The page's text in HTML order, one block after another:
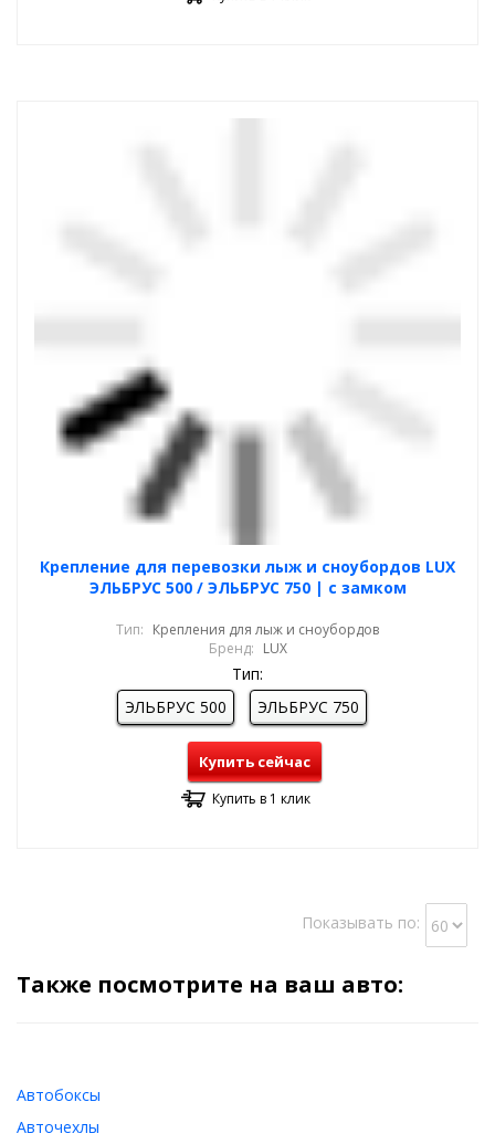
Крепление для перевозки лыж и сноубордов LUX
ЭЛЬБРУС 500 / ЭЛЬБРУС 750 | с замком
Тип: Крепления для лыж и сноубордов
Бренд: LUX
Тип:
ЭЛЬБРУС 500
ЭЛЬБРУС 750
Купить сейчас
Купить в 1 клик
Показывать по:
Также посмотрите на ваш авто:
Автобоксы
Авточехлы